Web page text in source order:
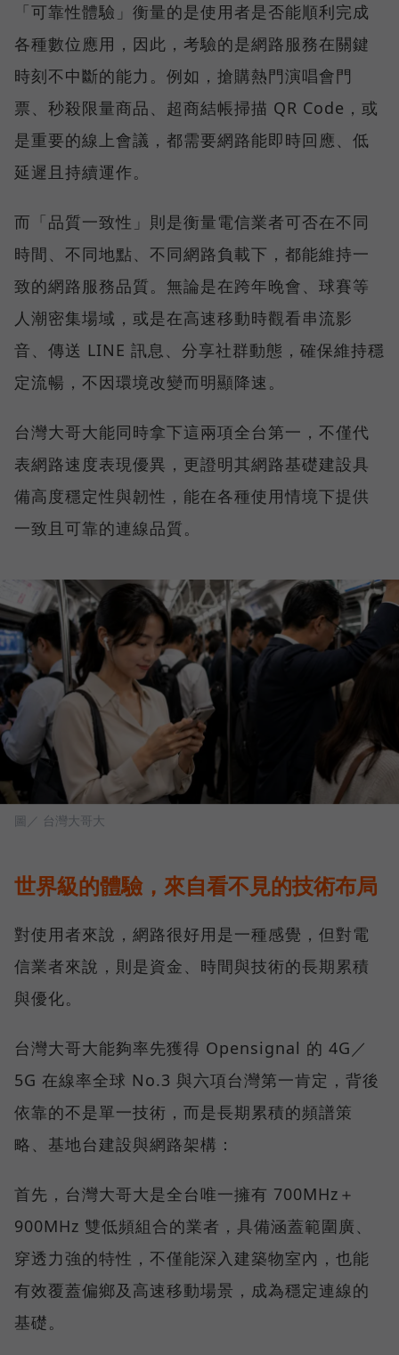
「可靠性體驗」衡量的是使用者是否能順利完成
各種數位應用，因此，考驗的是網路服務在關鍵
時刻不中斷的能力。例如，搶購熱門演唱會門
票、秒殺限量商品、超商結帳掃描 QR Code，或
是重要的線上會議，都需要網路能即時回應、低
延遲且持續運作。
而「品質一致性」則是衡量電信業者可否在不同
時間、不同地點、不同網路負載下，都能維持一
致的網路服務品質。無論是在跨年晚會、球賽等
人潮密集場域，或是在高速移動時觀看串流影
音、傳送 LINE 訊息、分享社群動態，確保維持穩
定流暢，不因環境改變而明顯降速。
台灣大哥大能同時拿下這兩項全台第一，不僅代
表網路速度表現優異，更證明其網路基礎建設具
備高度穩定性與韌性，能在各種使用情境下提供
一致且可靠的連線品質。
圖／ 台灣大哥大
世界級的體驗，來自看不見的技術布局
對使用者來說，網路很好用是一種感覺，但對電
信業者來說，則是資金、時間與技術的長期累積
與優化。
台灣大哥大能夠率先獲得 Opensignal 的 4G／
5G 在線率全球 No.3 與六項台灣第一肯定，背後
依靠的不是單一技術，而是長期累積的頻譜策
略、基地台建設與網路架構：
首先，台灣大哥大是全台唯一擁有 700MHz＋
900MHz 雙低頻組合的業者，具備涵蓋範圍廣、
穿透力強的特性，不僅能深入建築物室內，也能
有效覆蓋偏鄉及高速移動場景，成為穩定連線的
基礎。